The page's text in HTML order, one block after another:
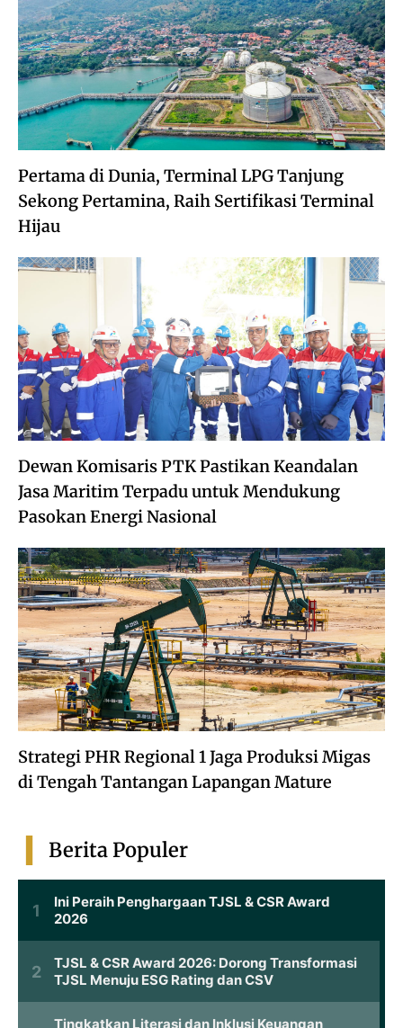
Pertama di Dunia, Terminal LPG Tanjung
Sekong Pertamina, Raih Sertifikasi Terminal
Hijau
Dewan Komisaris PTK Pastikan Keandalan
Jasa Maritim Terpadu untuk Mendukung
Pasokan Energi Nasional
Strategi PHR Regional 1 Jaga Produksi Migas
di Tengah Tantangan Lapangan Mature
Berita Populer